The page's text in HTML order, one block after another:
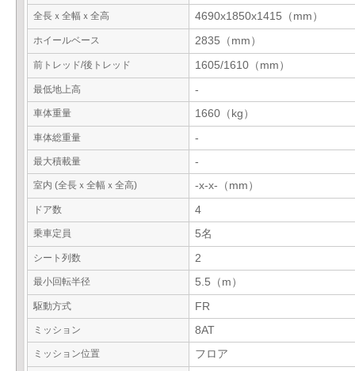
全長ｘ全幅ｘ全高 4690x1850x1415（mm）
ホイールベース 2835（mm）
前トレッド/後トレッド 1605/1610（mm）
最低地上高 -
車体重量 1660（kg）
車体総重量 -
最大積載量 -
室内 (全長ｘ全幅ｘ全高) -x-x-（mm）
ドア数 4
乗車定員 5名
シート列数 2
最小回転半径 5.5（m）
駆動方式 FR
ミッション 8AT
ミッション位置 フロア